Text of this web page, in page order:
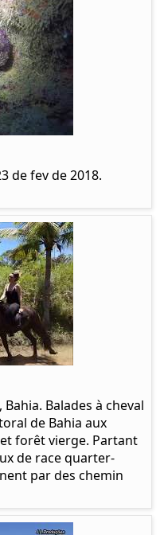
de fev de 2018.
Balades à cheval
de Bahia aux
forêt vierge. Partant
de race quarter-
par des chemin